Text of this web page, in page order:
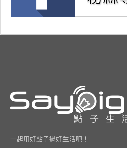
一起用好點子過好生活吧！